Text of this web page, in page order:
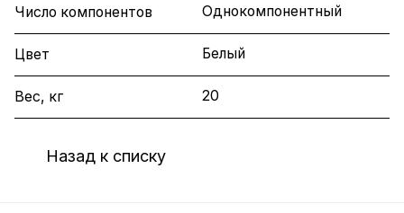
Число компонентов Однокомпонентный
Цвет Белый
Вес, кг 20
Назад к списку